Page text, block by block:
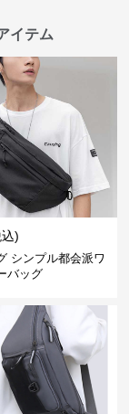
イテム
)
シンプル都会派ワ
バッグ